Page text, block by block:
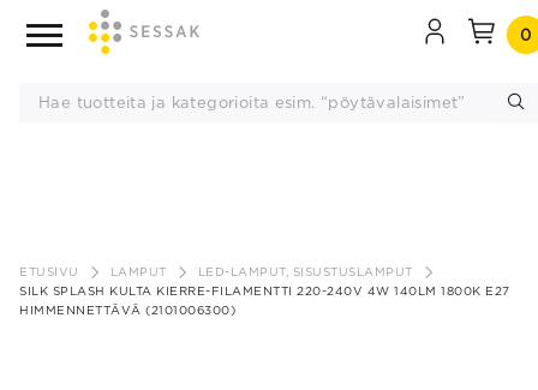
sisältöön
0
ETUSIVU LAMPUT
LED-LAMPUT, SISUSTUSLAMPUT
SILK SPLASH KULTA KIERRE-FILAMENTTI 220-240V 4W 140LM 1800K E27
HIMMENNETTÄVÄ (2101006300)